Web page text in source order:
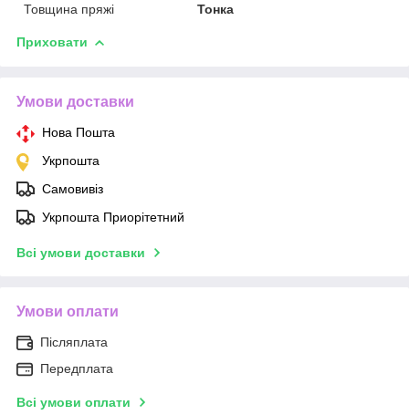
Товщина пряжі
Тонка
Приховати
Умови доставки
Нова Пошта
Укрпошта
Самовивіз
Укрпошта Приорітетний
Всі умови доставки
Умови оплати
Післяплата
Передплата
Всі умови оплати